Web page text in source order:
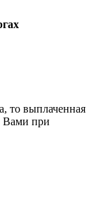
то выплаченная
Вами при